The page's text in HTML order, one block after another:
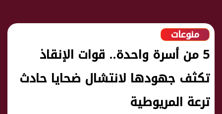
منوعات
5 من أسرة واحدة.. قوات الإنقاذ
تكثف جهودها لانتشال ضحايا حادث
ترعة المريوطية